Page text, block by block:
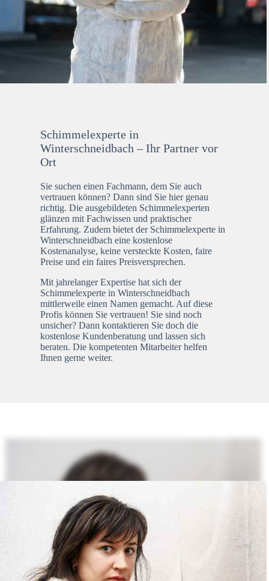
Schimmelexperte in
Winterschneidbach – Ihr Partner vor
Ort
Sie suchen einen Fachmann, dem Sie auch
vertrauen können? Dann sind Sie hier genau
richtig. Die ausgebildeten Schimmelexperten
glänzen mit Fachwissen und praktischer
Erfahrung. Zudem bietet der Schimmelexperte in
Winterschneidbach eine kostenlose
Kostenanalyse, keine versteckte Kosten, faire
Preise und ein faires Preisversprechen.
Mit jahrelanger Expertise hat sich der
Schimmelexperte in Winterschneidbach
mittlerweile einen Namen gemacht. Auf diese
Profis können Sie vertrauen! Sie sind noch
unsicher? Dann kontaktieren Sie doch die
kostenlose Kundenberatung und lassen sich
beraten. Die kompetenten Mitarbeiter helfen
Ihnen gerne weiter.